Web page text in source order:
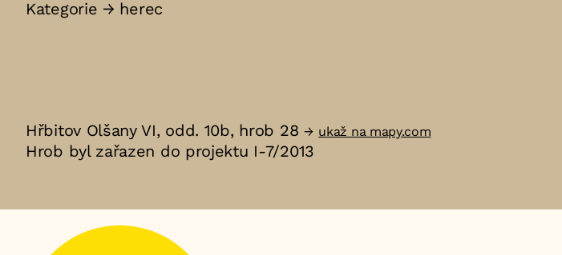
Kategorie → herec
Hřbitov Olšany VI, odd. 10b, hrob 28 → ukaž na mapy.com
Hrob byl zařazen do projektu I-7/2013
Aktuální